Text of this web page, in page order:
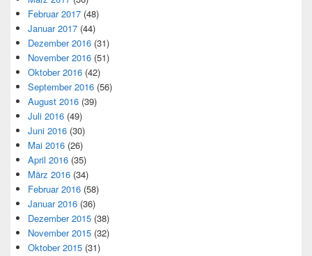
Februar 2017 (48)
Januar 2017 (44)
Dezember 2016 (31)
November 2016 (51)
Oktober 2016 (42)
September 2016 (56)
August 2016 (39)
Juli 2016 (49)
Juni 2016 (30)
Mai 2016 (26)
April 2016 (35)
März 2016 (34)
Februar 2016 (58)
Januar 2016 (36)
Dezember 2015 (38)
November 2015 (32)
Oktober 2015 (31)